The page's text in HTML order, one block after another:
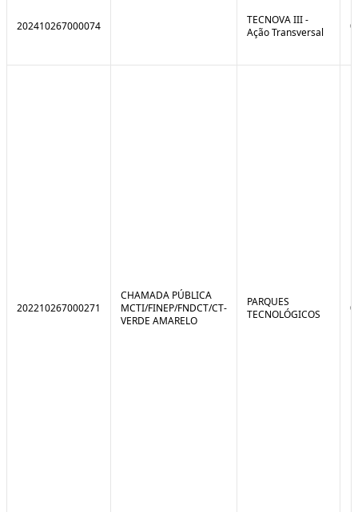
202410267000074
TECNOVA III -
Ação Transversal
202210267000271
CHAMADA PÚBLICA
MCTI/FINEP/FNDCT/CT-
VERDE AMARELO
PARQUES
TECNOLÓGICOS